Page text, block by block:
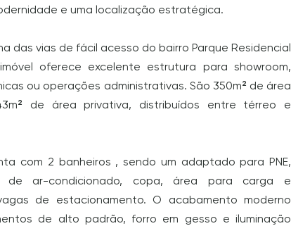
e uma localização estratégica.
das vias de fácil acesso do bairro Parque Residencial
oferece excelente estrutura para showroom,
ou operações administrativas. São 350m² de área
de área privativa, distribuídos entre térreo e
com 2 banheiros , sendo um adaptado para PNE,
de ar-condicionado, copa, área para carga e
de estacionamento. O acabamento moderno
de alto padrão, forro em gesso e iluminação